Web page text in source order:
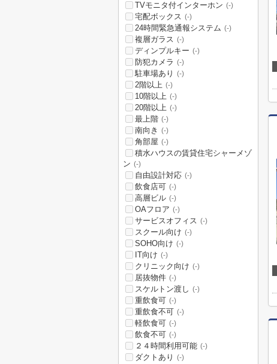
TVモニタ付インターホン (-)
宅配ボックス (-)
24時間緊急通報システム (-)
複層ガラス (-)
ディンプルキー (-)
防犯カメラ (-)
駐車場あり (-)
2階以上 (-)
10階以上 (-)
20階以上 (-)
最上階 (-)
南向き (-)
角部屋 (-)
積水ハウスの賃貸住宅シャーメゾ
ン (-)
自由設計対応 (-)
飲食店可 (-)
高層ビル (-)
OAフロア (-)
サービスオフィス (-)
スクール向け (-)
SOHO向け (-)
IT向け (-)
クリニック向け (-)
居抜物件 (-)
スケルトン渡し (-)
重飲食可 (-)
重飲食不可 (-)
軽飲食可 (-)
飲食不可 (-)
２４時間利用可能 (-)
ダクトあり (-)